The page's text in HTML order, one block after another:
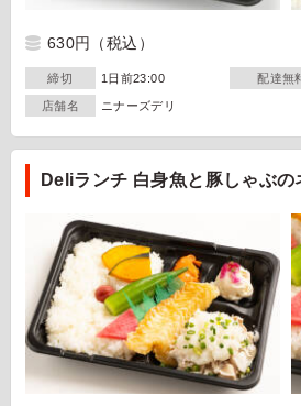
630円 （税込）
締切 1日前23:00 配達無
店舗名 ニナーズデリ
Deliランチ 白身魚と豚しゃぶの